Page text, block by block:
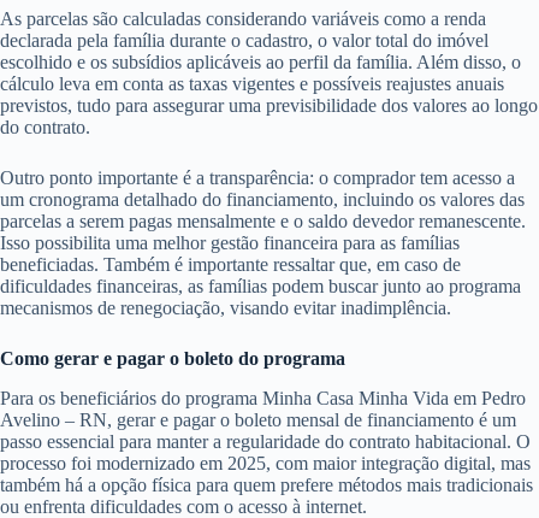
As parcelas são calculadas considerando variáveis como a renda
declarada pela família durante o cadastro, o valor total do imóvel
escolhido e os subsídios aplicáveis ao perfil da família. Além disso, o
cálculo leva em conta as taxas vigentes e possíveis reajustes anuais
previstos, tudo para assegurar uma previsibilidade dos valores ao longo
do contrato.
Outro ponto importante é a transparência: o comprador tem acesso a
um cronograma detalhado do financiamento, incluindo os valores das
parcelas a serem pagas mensalmente e o saldo devedor remanescente.
Isso possibilita uma melhor gestão financeira para as famílias
beneficiadas. Também é importante ressaltar que, em caso de
dificuldades financeiras, as famílias podem buscar junto ao programa
mecanismos de renegociação, visando evitar inadimplência.
Como gerar e pagar o boleto do programa
Para os beneficiários do programa Minha Casa Minha Vida em Pedro
Avelino – RN, gerar e pagar o boleto mensal de financiamento é um
passo essencial para manter a regularidade do contrato habitacional. O
processo foi modernizado em 2025, com maior integração digital, mas
também há a opção física para quem prefere métodos mais tradicionais
ou enfrenta dificuldades com o acesso à internet.